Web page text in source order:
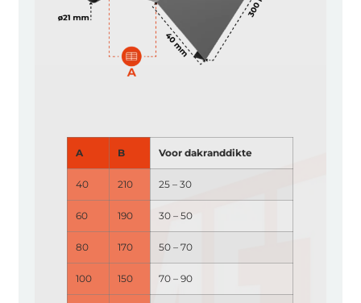
A B Voor dakranddikte
40 210 25 – 30
60 190 30 – 50
80 170 50 – 70
100 150 70 – 90